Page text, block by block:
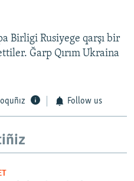
Birligi Rusiyege qarşı bir
Ğarp Qırım Ukraina
Follow us